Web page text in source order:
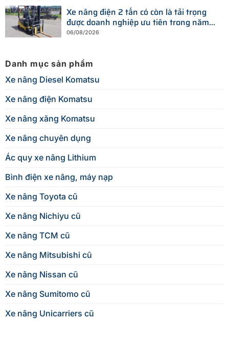
Xe nâng điện 2 tấn có còn là tải trọng
được doanh nghiệp ưu tiên trong năm
2026?
06/08/2026
Danh mục sản phẩm
Xe nâng Diesel Komatsu
Xe nâng điện Komatsu
Xe nâng xăng Komatsu
Xe nâng chuyên dụng
Ác quy xe nâng Lithium
Bình điện xe nâng, máy nạp
Xe nâng Toyota cũ
Xe nâng Nichiyu cũ
Xe nâng TCM cũ
Xe nâng Mitsubishi cũ
Xe nâng Nissan cũ
Xe nâng Sumitomo cũ
Xe nâng Unicarriers cũ